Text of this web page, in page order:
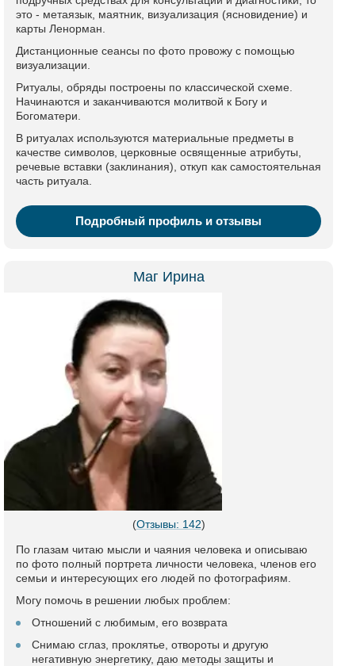
это - метаязык, маятник, визуализация (ясновидение) и
карты Ленорман.
Дистанционные сеансы по фото провожу с помощью
визуализации.
Ритуалы, обряды построены по классической схеме.
Начинаются и заканчиваются молитвой к Богу и
Богоматери.
В ритуалах используются материальные предметы в
качестве символов, церковные освященные атрибуты,
речевые вставки (заклинания), откуп как самостоятельная
часть ритуала.
Подробный профиль и отзывы
Маг Ирина
(Отзывы: 142)
По глазам читаю мысли и чаяния человека и описываю
по фото полный портрета личности человека, членов его
семьи и интересующих его людей по фотографиям.
Могу помочь в решении любых проблем:
Отношений с любимым, его возврата
Снимаю сглаз, проклятье, отвороты и другую
негативную энергетику, даю методы защиты и